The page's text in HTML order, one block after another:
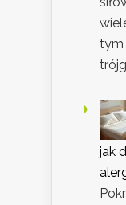
tym
jak